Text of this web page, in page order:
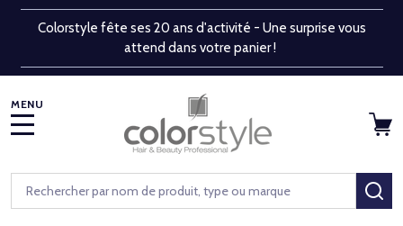
Colorstyle fête ses 20 ans d'activité - Une surprise vous
attend dans votre panier !
Rechercher